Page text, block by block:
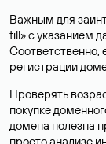
Важным для
till» с указанием
Соответственно,
регистрации
Проверять
покупке
домена полезна